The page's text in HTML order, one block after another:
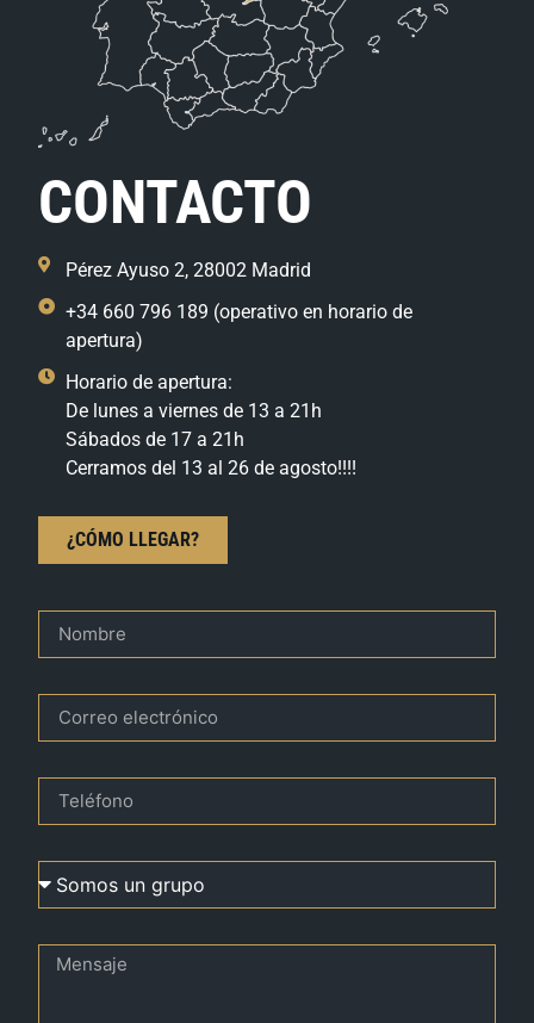
CONTACTO
Pérez Ayuso 2, 28002 Madrid
+34 660 796 189 (operativo en horario de
apertura)
Horario de apertura:
De lunes a viernes de 13 a 21h
Sábados de 17 a 21h
Cerramos del 13 al 26 de agosto!!!!
¿CÓMO LLEGAR?